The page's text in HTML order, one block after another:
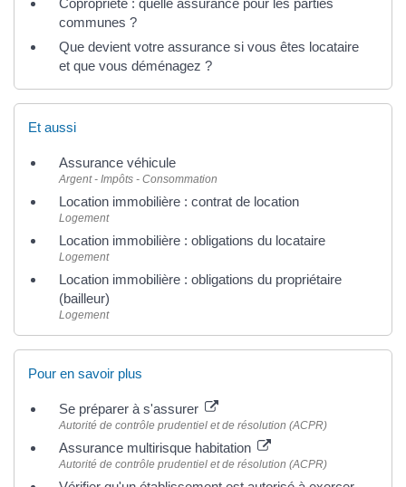
Copropriété : quelle assurance pour les parties
communes ?
Que devient votre assurance si vous êtes locataire
et que vous déménagez ?
Et aussi
Assurance véhicule
Argent - Impôts - Consommation
Location immobilière : contrat de location
Logement
Location immobilière : obligations du locataire
Logement
Location immobilière : obligations du propriétaire
(bailleur)
Logement
Pour en savoir plus
Se préparer à s'assurer
Autorité de contrôle prudentiel et de résolution (ACPR)
Assurance multirisque habitation
Autorité de contrôle prudentiel et de résolution (ACPR)